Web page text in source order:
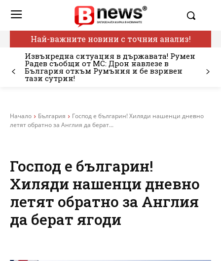
Най-важните новини с точния анализ!
Извънредна ситуация в държавата! Румен
Радев съобщи от МС: Дрон навлезе в
България откъм Румъния и бе взривен
тази сутрин!
Начало България
Господ е българин! Хиляди нашенци дневно
летят обратно за Англия да берат...
Господ е българин!
Хиляди нашенци дневно
летят обратно за Англия
да берат ягоди